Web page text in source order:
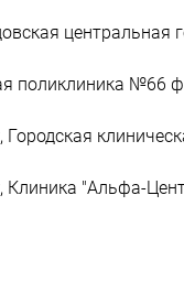
центральная
поликлиника №66
Городская
Клиника "Альфа-